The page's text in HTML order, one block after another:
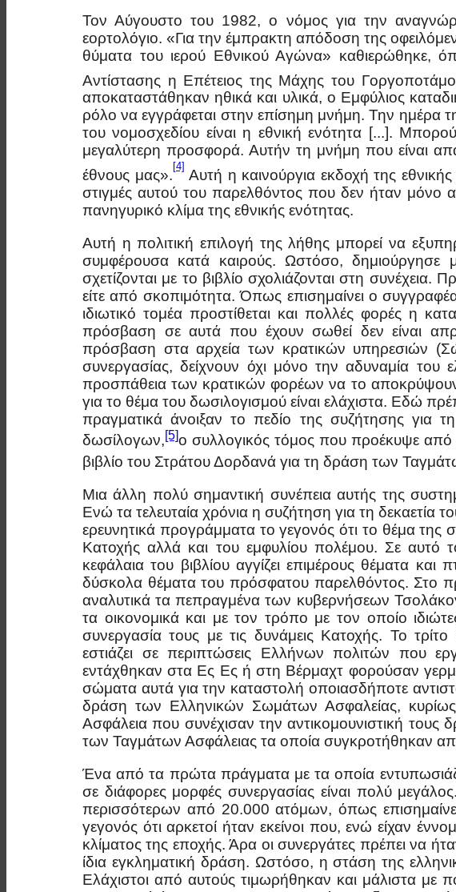
Τον Αύγουστο του 1982, ο νόμος για την
εορτολόγιο. «Για την έμπρακτη απόδοση της
θύματα του ιερού Εθνικού Αγώνα» καθιερώθηκε,
Αντίστασης η Επέτειος της Μάχης του
αποκαταστάθηκαν ηθικά και υλικά, ο Εμφύλιος
ρόλο να εγγράφεται στην επίσημη μνήμη. Την ημέρα
του νομοσχεδίου είναι η εθνική ενότητα [...].
μεγαλύτερη προσφορά. Αυτήν τη μνήμη που είναι
έθνους μας».
[4]
Αυτή η καινούργια εκδοχή της
στιγμές αυτού του παρελθόντος που δεν ήταν μόνο
πανηγυρικό κλίμα της εθνικής ενότητας.
Αυτή η πολιτική επιλογή της λήθης μπορεί να
συμφέρουσα κατά καιρούς. Ωστόσο,
σχετίζονται με το βιβλίο σχολιάζονται στη
είτε από σκοπιμότητα. Όπως επισημαίνει ο
ιδιωτικό τομέα προστίθεται και πολλές φορές η
πρόσβαση σε αυτά που έχουν σωθεί δεν είναι
πρόσβαση στα αρχεία των κρατικών υπηρεσιών
συνεργασίας, δείχνουν όχι μόνο την αδυναμία
προσπάθεια των κρατικών φορέων να το αποκρύψουν.
για το θέμα του δωσιλογισμού είναι ελάχιστα. Εδώ
πραγματικά άνοιξαν το πεδίο της συζήτησης για
δωσίλογων,[5]ο συλλογικός τόμος που προέκυψε από
βιβλίο του Στράτου Δορδανά για τη δράση των
Μια άλλη πολύ σημαντική συνέπεια αυτής της
Ενώ τα τελευταία χρόνια η συζήτηση για τη δεκαετία
ερευνητικά προγράμματα το γεγονός ότι το θέμα της
Κατοχής αλλά και του εμφυλίου πολέμου. Σε αυτό
κεφάλαια του βιβλίου αγγίζει επιμέρους θέματα
δύσκολα θέματα του πρόσφατου παρελθόντος. Στο
αναλυτικά τα πεπραγμένα των κυβερνήσεων
τα οικονομικά και με τον τρόπο με τον οποίο
συνεργασία τους με τις δυνάμεις Κατοχής. Το
εστιάζει σε περιπτώσεις Ελλήνων πολιτών που
εντάχθηκαν στα Ες Ες ή στη Βέρμαχτ φορούσαν
σώματα αυτά για την καταστολή οποιασδήποτε
δράση των Ελληνικών Σωμάτων Ασφαλείας,
Ασφάλεια που συνέχισαν την αντικομουνιστική
των Ταγμάτων Ασφάλειας τα οποία συγκροτήθηκαν
Ένα από τα πρώτα πράγματα με τα οποία
σε διάφορες μορφές συνεργασίας είναι πολύ
περισσότερων από 20.000 ατόμων, όπως
γεγονός ότι αρκετοί ήταν εκείνοι που, ενώ είχαν
κλίματος της εποχής. Άρα οι συνεργάτες πρέπει να
ίδια εγκληματική δράση. Ωστόσο, η στάση της
Ελάχιστοι από αυτούς τιμωρήθηκαν και μάλιστα με